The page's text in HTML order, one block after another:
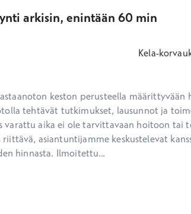
arkisin, enintään 60 min
Kela-
keston perusteella määrittyvään
tehtävät tutkimukset, lausunnot ja
varattu aika ei ole tarvittavaan hoitoon tai
asiantuntijamme keskustelevat
hinnasta. Ilmoitettu...